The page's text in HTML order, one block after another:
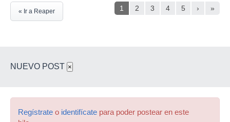
1 2 3 4 5 › »
« Ir a Reaper
NUEVO POST ×
Regístrate o identifícate para poder postear en este